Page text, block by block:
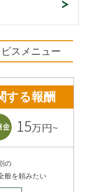
スメニュー
する報酬
の
般を頼みたい